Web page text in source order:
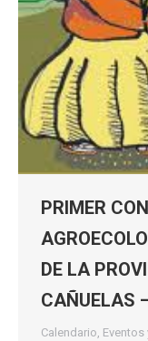
PRIMER
DE LA
CAÑUELAS
Calendario,